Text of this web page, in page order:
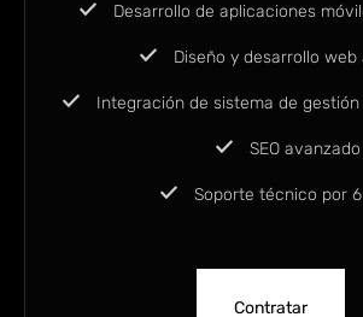
Desarrollo de aplicaciones
Diseño y desarrollo web
Integración de sistema de gestión
SEO avanzado
Soporte técnico por
Contratar